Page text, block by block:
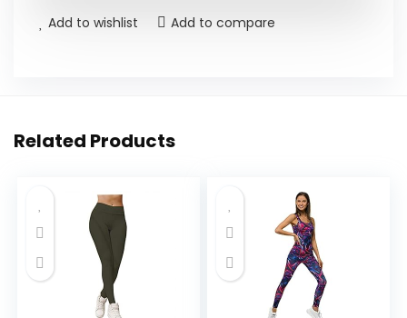
Add to wishlist Add to compare
Related Products